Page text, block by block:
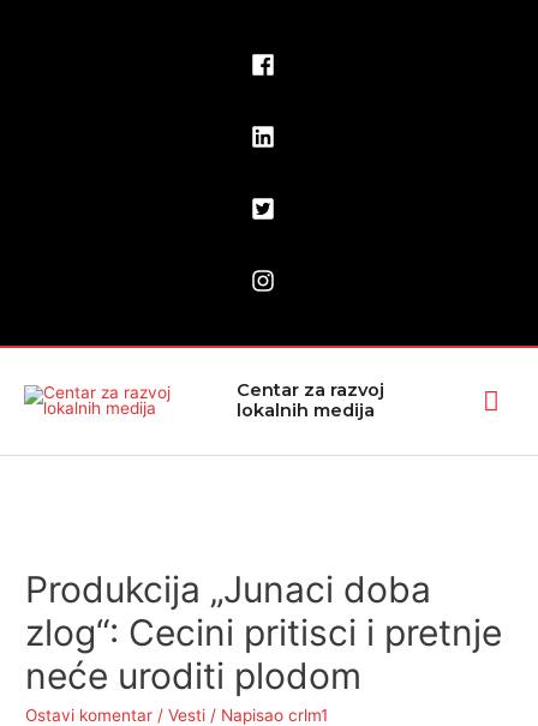
Centar za razvoj
lokalnih medija
Produkcija „Junaci doba
zlog“: Cecini pritisci i pretnje
neće uroditi plodom
Ostavi komentar /Vesti / Napisao crlm1